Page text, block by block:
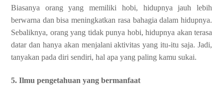
Biasanya orang yang memiliki hobi, hidupnya jauh lebih
berwarna dan bisa meningkatkan rasa bahagia dalam hidupnya.
Sebaliknya, orang yang tidak punya hobi, hidupnya akan terasa
datar dan hanya akan menjalani aktivitas yang itu-itu saja. Jadi,
tanyakan pada diri sendiri, hal apa yang paling kamu sukai.
5. Ilmu pengetahuan yang bermanfaat